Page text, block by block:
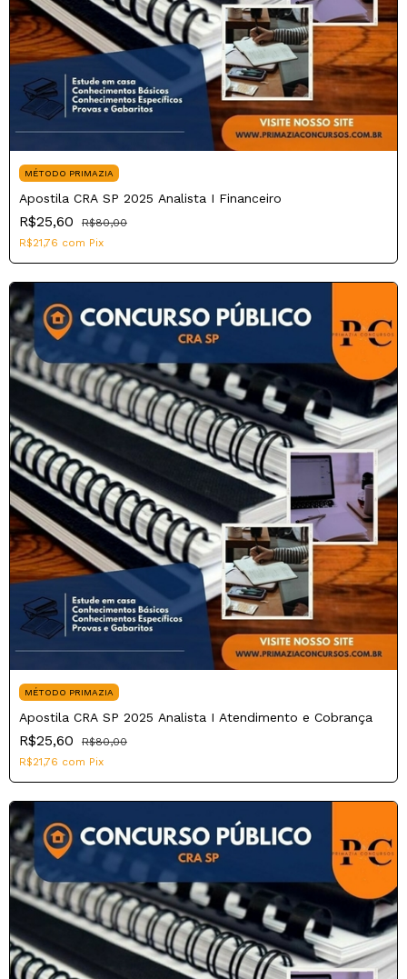
MÉTODO PRIMAZIA
Apostila CRA SP 2025 Analista I Financeiro
R$25,60
R$80,00
R$21,76 com Pix
MÉTODO PRIMAZIA
Apostila CRA SP 2025 Analista I Atendimento e Cobrança
R$25,60
R$80,00
R$21,76 com Pix